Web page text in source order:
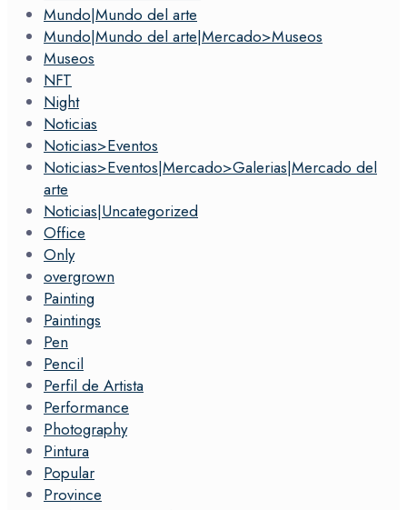
Mundo|Mundo del arte
Mundo|Mundo del arte|Mercado>Museos
Museos
NFT
Night
Noticias
Noticias>Eventos
Noticias>Eventos|Mercado>Galerias|Mercado del
arte
Noticias|Uncategorized
Office
Only
overgrown
Painting
Paintings
Pen
Pencil
Perfil de Artista
Performance
Photography
Pintura
Popular
Province